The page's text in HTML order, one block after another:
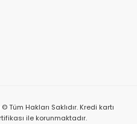
Hakları Saklıdır. Kredi kartı
ile korunmaktadır.